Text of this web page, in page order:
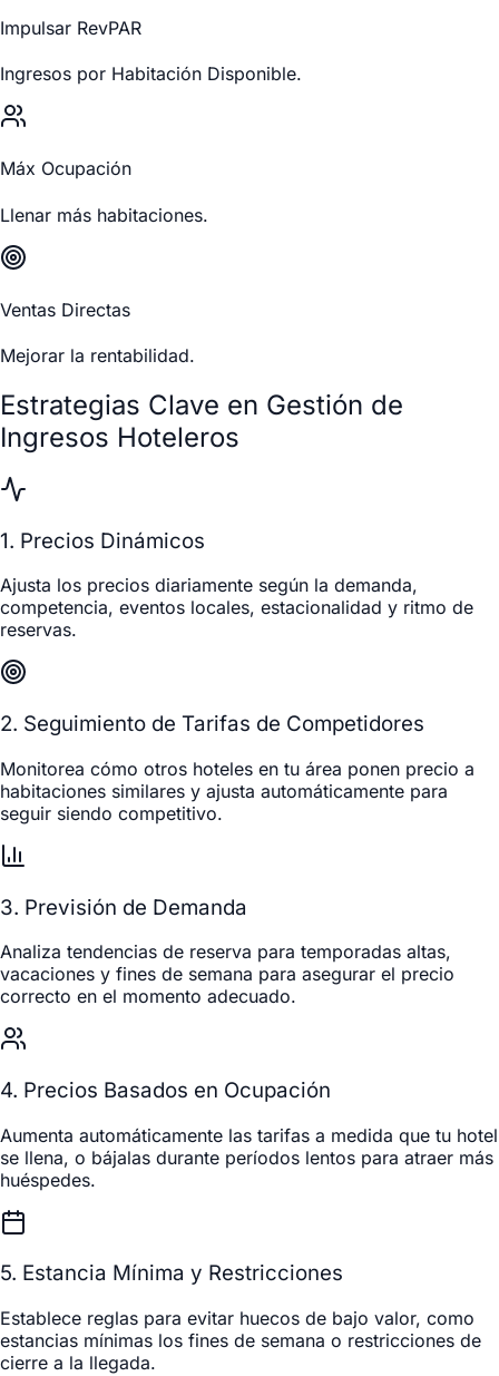
Impulsar RevPAR
Ingresos por Habitación Disponible.
Máx Ocupación
Llenar más habitaciones.
Ventas Directas
Mejorar la rentabilidad.
Estrategias Clave en Gestión de
Ingresos Hoteleros
1. Precios Dinámicos
Ajusta los precios diariamente según la demanda,
competencia, eventos locales, estacionalidad y ritmo de
reservas.
2. Seguimiento de Tarifas de Competidores
Monitorea cómo otros hoteles en tu área ponen precio a
habitaciones similares y ajusta automáticamente para
seguir siendo competitivo.
3. Previsión de Demanda
Analiza tendencias de reserva para temporadas altas,
vacaciones y fines de semana para asegurar el precio
correcto en el momento adecuado.
4. Precios Basados en Ocupación
Aumenta automáticamente las tarifas a medida que tu hotel
se llena, o bájalas durante períodos lentos para atraer más
huéspedes.
5. Estancia Mínima y Restricciones
Establece reglas para evitar huecos de bajo valor, como
estancias mínimas los fines de semana o restricciones de
cierre a la llegada.